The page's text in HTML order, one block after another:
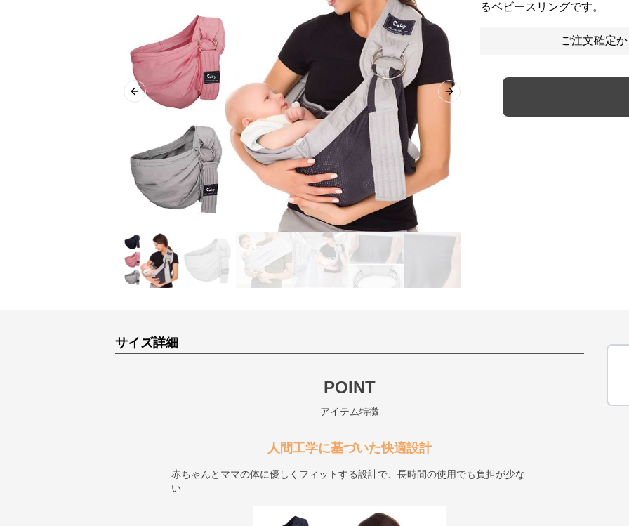
Previous slide Next slide
るベビースリングです。
ご注文確定
サイズ詳細
POINT
アイテム特徴
人間工学に基づいた快適設計
赤ちゃんとママの体に優しくフィットする設計で、長時間の使用でも負担が少な
い